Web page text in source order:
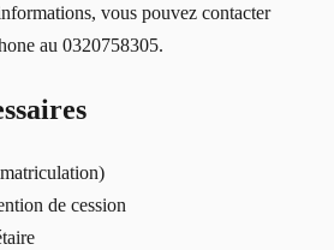
vous pouvez contacter
au 0320758305.
de cession